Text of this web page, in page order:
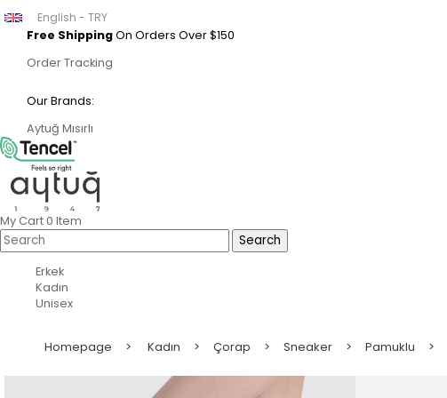
Free ShippingOn Orders Over $150
Order Tracking
Our Brands:
Aytuğ Mısırlı
English - TRY
My Cart0 Item
Erkek
Kadın
Unisex
Homepage Kadın Çorap Sneaker Pamuklu